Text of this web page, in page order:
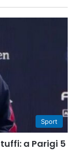
Sport
a Parigi 5